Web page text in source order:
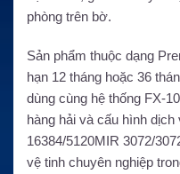
phòng trên bờ.
Sản phẩm thuộc dạng
hạn 12 tháng hoặc 36
dùng cùng hệ thống FX-
hàng hải và cấu hình
16384/5120MIR 3072/
vệ tinh chuyên nghiệp